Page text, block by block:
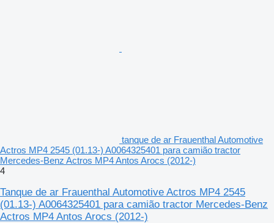
tanque de ar Frauenthal Automotive
Actros MP4 2545 (01.13-) A0064325401 para camião tractor
Mercedes-Benz Actros MP4 Antos Arocs (2012-)
4
Tanque de ar Frauenthal Automotive Actros MP4 2545
(01.13-) A0064325401 para camião tractor Mercedes-Benz
Actros MP4 Antos Arocs (2012-)